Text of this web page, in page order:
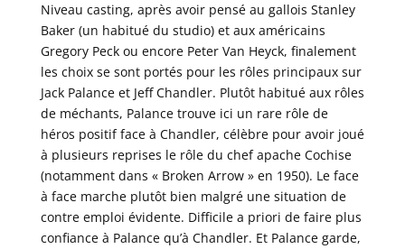
Niveau casting, après avoir pensé au gallois Stanley
Baker (un habitué du studio) et aux américains
Gregory Peck ou encore Peter Van Heyck, finalement
les choix se sont portés pour les rôles principaux sur
Jack Palance et Jeff Chandler. Plutôt habitué aux rôles
de méchants, Palance trouve ici un rare rôle de
héros positif face à Chandler, célèbre pour avoir joué
à plusieurs reprises le rôle du chef apache Cochise
(notamment dans « Broken Arrow » en 1950). Le face
à face marche plutôt bien malgré une situation de
contre emploi évidente. Difficile a priori de faire plus
confiance à Palance qu’à Chandler. Et Palance garde,